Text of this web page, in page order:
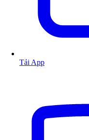
Tải App